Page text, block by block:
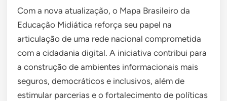
Com a nova atualização, o Mapa Brasileiro da
Educação Midiática reforça seu papel na
articulação de uma rede nacional comprometida
com a cidadania digital. A iniciativa contribui para
a construção de ambientes informacionais mais
seguros, democráticos e inclusivos, além de
estimular parcerias e o fortalecimento de políticas